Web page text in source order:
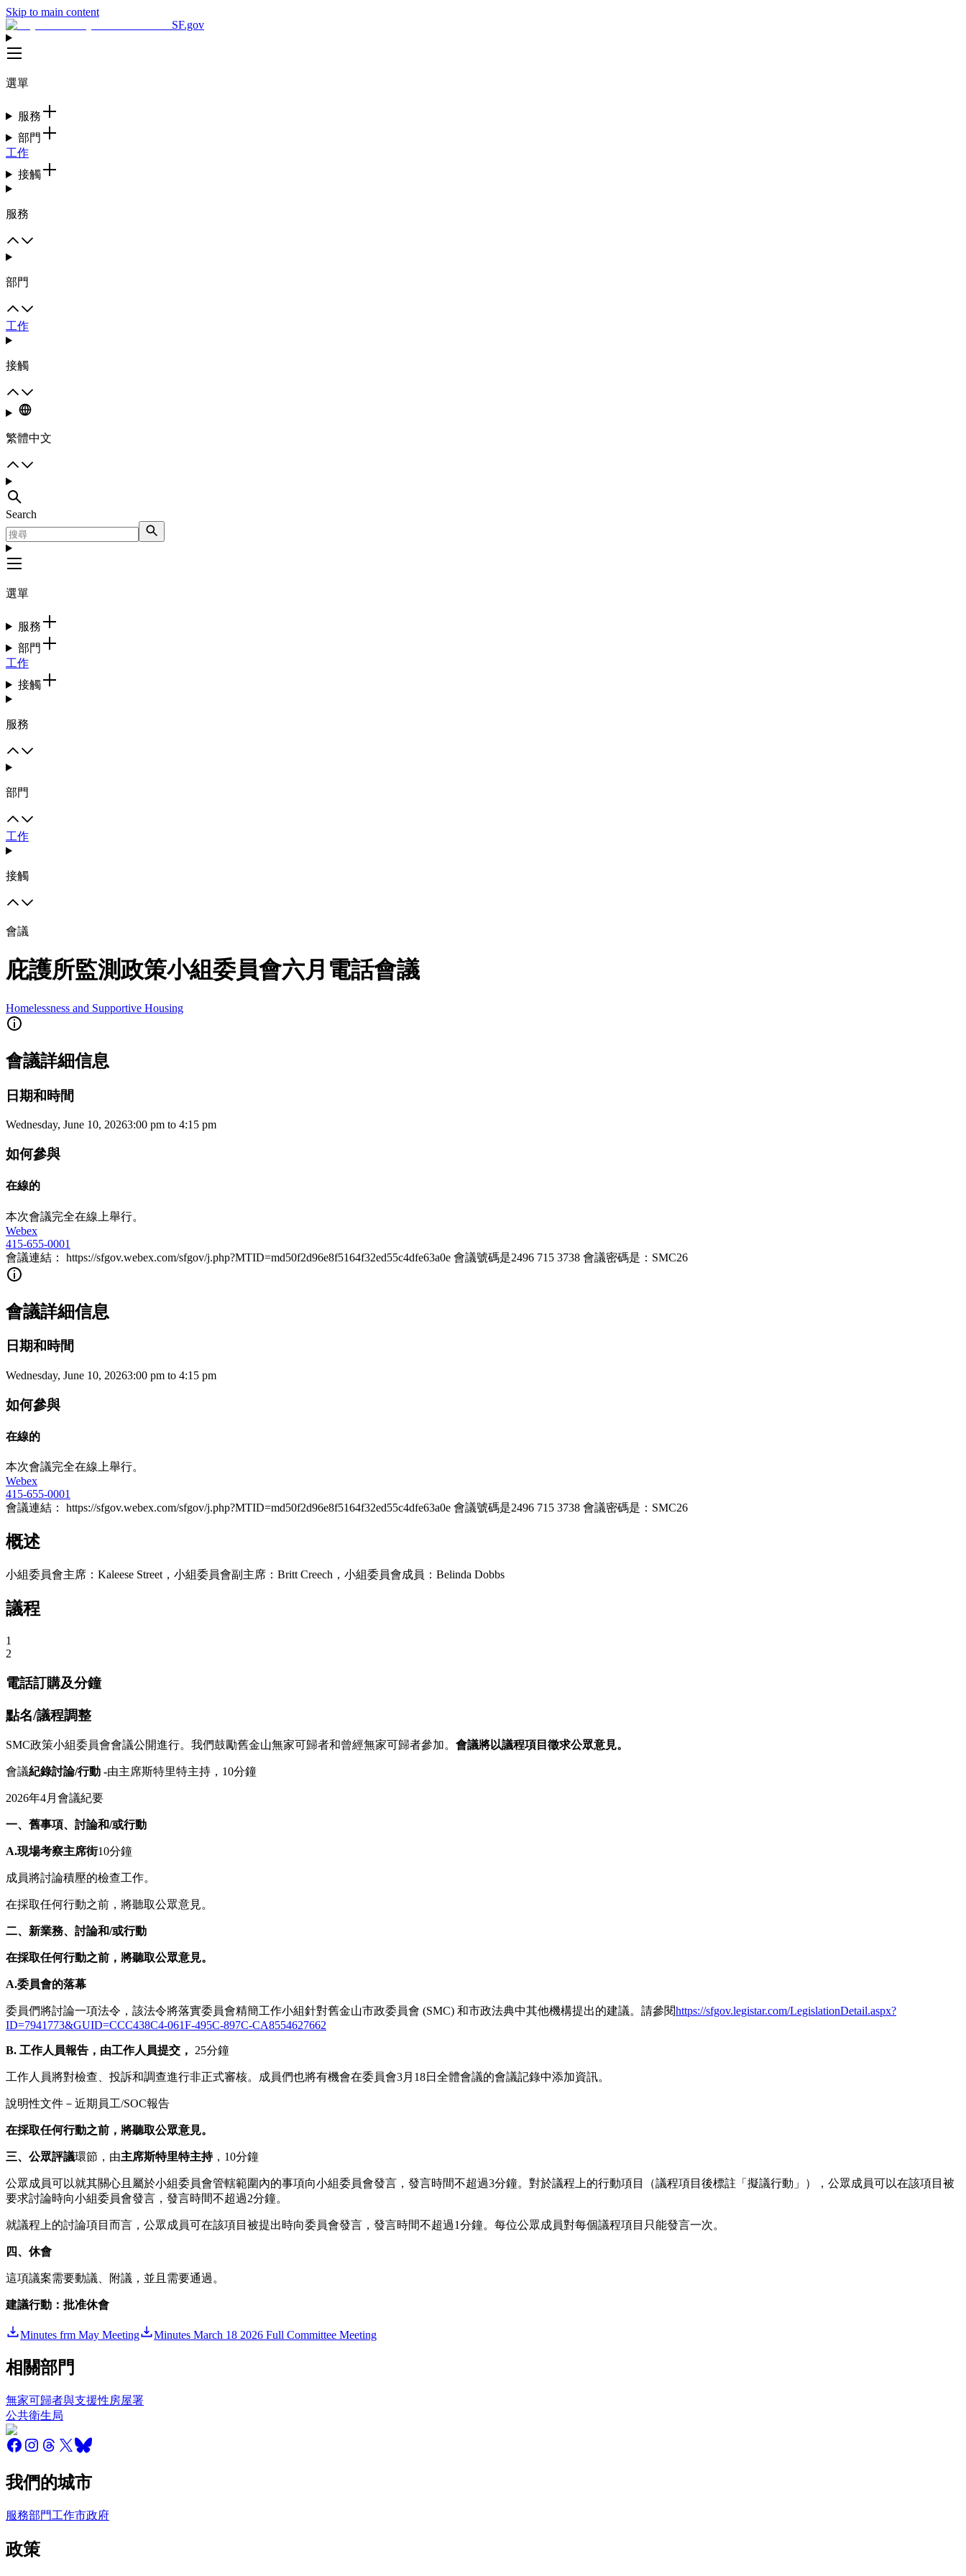
Skip to main content
SF.gov
選單
服務
部門
工作
接觸
服務
部門
工作
接觸
繁體中文
Search
選單
服務
部門
工作
接觸
服務
部門
工作
接觸
會議
庇護所監測政策小組委員會六月電話會議
Homelessness and Supportive Housing
會議詳細信息
日期和時間
Wednesday, June 10, 20263:00 pm to 4:15 pm
如何參與
在線的
本次會議完全在線上舉行。
Webex
415-655-0001
會議連結： https://sfgov.webex.com/sfgov/j.php?MTID=md50f2d96e8f5164f32ed55c4dfe63a0e 會議號碼是2496 715 3738 會議密碼是：SMC26
會議詳細信息
日期和時間
Wednesday, June 10, 20263:00 pm to 4:15 pm
如何參與
在線的
本次會議完全在線上舉行。
Webex
415-655-0001
會議連結： https://sfgov.webex.com/sfgov/j.php?MTID=md50f2d96e8f5164f32ed55c4dfe63a0e 會議號碼是2496 715 3738 會議密碼是：SMC26
概述
小組委員會主席：Kaleese Street，小組委員會副主席：Britt Creech，小組委員會成員：Belinda Dobbs
議程
1
2
電話訂購及分鐘
點名/議程調整
SMC政策小組委員會會議公開進行。我們鼓勵舊金山無家可歸者和曾經無家可歸者參加。 會議將以議程項目徵求公眾意見。
會議紀錄討論/行動 -由主席斯特里特主持，10分鐘
2026年4月會議紀要
一、舊事項、 討論和/或行動
A.現場考察主席街10分鐘
成員將討論積壓的檢查工作。
在採取任何行動之前，將聽取公眾意見。
二、 新業務、 討論和/或行動
在採取任何行動之前，將聽取公眾意見。
A.委員會的落幕
委員們將討論一項法令，該法令將落實委員會精簡工作小組針對舊金山市政委員會 (SMC) 和市政法典中其他機構提出的建議。請參閱https://sfgov.legistar.com/LegislationDetail.aspx?
ID=7941773&GUID=CCC438C4-061F-495C-897C-CA8554627662
B. 工作人員報告，由工作人員提交 ， 25分鐘
工作人員將對檢查、投訴和調查進行非正式審核。成員們也將有機會在委員會3月18日全體會議的會議記錄中添加資訊。
說明性文件－近期員工/SOC報告
在採取任何行動之前，將聽取公眾意見。
三、 公眾評議環節，由主席斯特里特主持，10分鐘
公眾成員可以就其關心且屬於小組委員會管轄範圍內的事項向小組委員會發言，發言時間不超過3分鐘。對於議程上的行動項目（議程項目後標註「擬議行動」），公眾成員可以在該項目被
要求討論時向小組委員會發言，發言時間不超過2分鐘。
就議程上的討論項目而言，公眾成員可在該項目被提出時向委員會發言，發言時間不超過1分鐘。每位公眾成員對每個議程項目只能發言一次。
四、休會
這項議案需要動議、附議，並且需要通過。
建議行動： 批准休會
Minutes frm May Meeting Minutes March 18 2026 Full Committee Meeting
相關部門
無家可歸者與支援性房屋署
公共衛生局
我們的城市
服務部門工作市政府
政策